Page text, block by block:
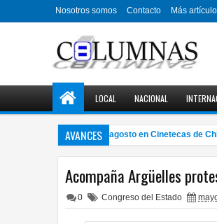
Nosotros somos Contacto Más
LOCAL NACIONAL
AVANCES
de cine gratuito en agosto en Cinetecas de
Acompaña Argüelles
0 Congreso del Estado